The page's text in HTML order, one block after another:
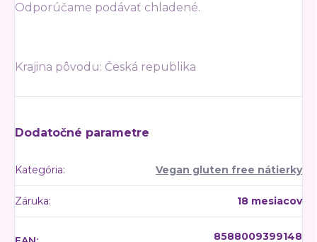
Odporúčame podávať chladené.
Krajina pôvodu: Česká republika
Dodatočné parametre
Kategória: Vegan gluten free nátierky
Záruka: 18 mesiacov
8588009399148